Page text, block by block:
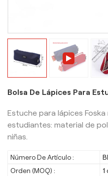
Bolsa De Lápices Para
Estuche para lápices
estudiantes: material de
niñas.
Número De Artículo :
Orden (MOQ) :
1